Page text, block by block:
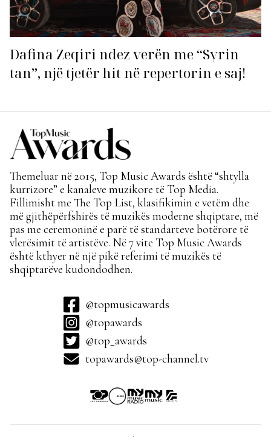
Dafina Zeqiri ndez verën me “Syrin
tan”, një tjetër hit në repertorin e saj!
Themeluar në 2015, Top Music Awards është “shtylla
kurrizore” e kanaleve muzikore të Top Media.
Fillimisht me The Top List, klasifikimin e vetëm dhe
më gjithëpërfshirës të muzikës moderne shqiptare, më
pas me ceremoninë e parë të standarteve botërore të
vlerësimit të artistëve. Në 7 vite Top Music Awards
është kthyer në një pikë referimi të muzikës të
shqiptarëve kudondodhen.
@topmusicawards
@topawards
@top_awards
topawards@top-channel.tv